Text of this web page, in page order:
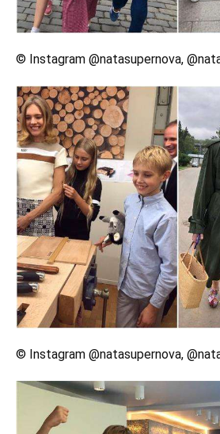
© Instagram @natasupernova,
© Instagram @natasupernova,